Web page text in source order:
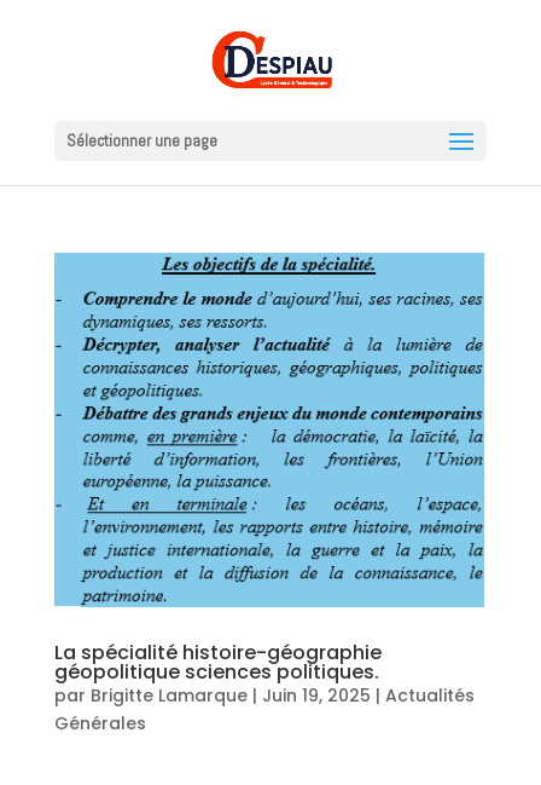
Sélectionner une page
La spécialité histoire-géographie
géopolitique sciences politiques.
par Brigitte Lamarque| Juin 19, 2025 | Actualités
Générales